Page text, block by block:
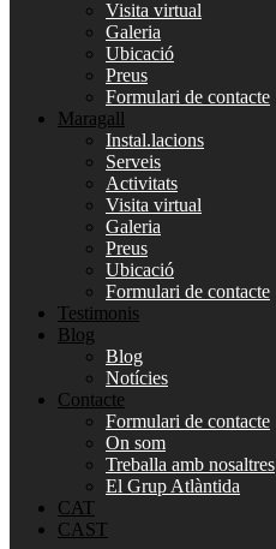
Visita virtual
Galeria
Ubicació
Preus
Formulari de contacte
Maragall
Instal.lacions
Serveis
Activitats
Visita virtual
Galeria
Preus
Ubicació
Formulari de contacte
Testimonis
Blog
Blog
Notícies
Contacte
Formulari de contacte
On som
Treballa amb nosaltres
El Grup Atlàntida
CAT
CAST